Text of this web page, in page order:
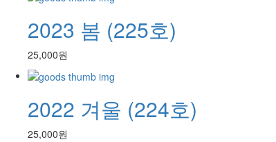
2023 봄 (225호)
25,000원
2022 겨울 (224호)
25,000원